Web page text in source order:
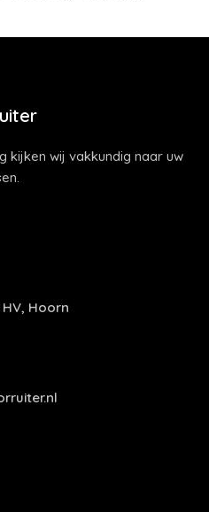
kijken wij vakkundig naar uw
HV, Hoorn